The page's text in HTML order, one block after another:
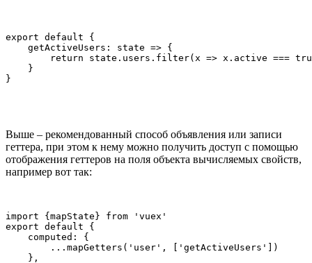
export default {
    getActiveUsers: state => {
return state.users.filter(x => x.active ===
    }
Выше – рекомендованный способ объявления или записи
геттера, при этом к нему можно получить доступ с помощью
отображения геттеров на поля объекта вычисляемых свойств,
например вот так:
import {mapState} from 'vuex'
export default {
    computed: {
        ...mapGetters('user', ['getActiveUsers'])
    },